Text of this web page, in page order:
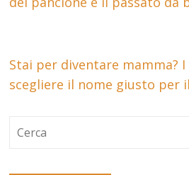
Stai per diventare mamma?
scegliere il nome giusto per